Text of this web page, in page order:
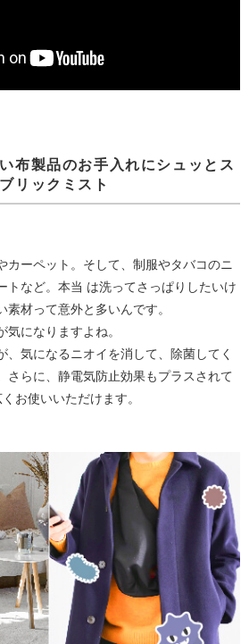
布製品のお手入れにシュッとス
リックミスト
カーペット。そして、制服やタバコのニ
トなど。本当 は洗ってさっぱりしたいけ
材って意外と多いんです。
になりますよね。
、気になるニオイを消して、除菌してく
さらに、静電気防止効果もプラスされて
お使いいただけます。